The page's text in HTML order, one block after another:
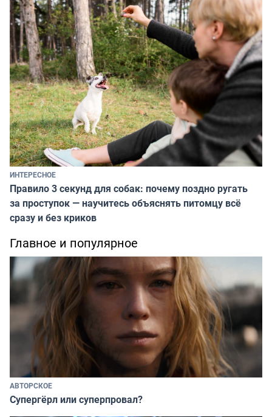
ИНТЕРЕСНОЕ
Правило 3 секунд для собак: почему поздно ругать
за проступок — научитесь объяснять питомцу всё
сразу и без криков
Главное и популярное
АВТОРСКОЕ
Супергёрл или суперпровал?